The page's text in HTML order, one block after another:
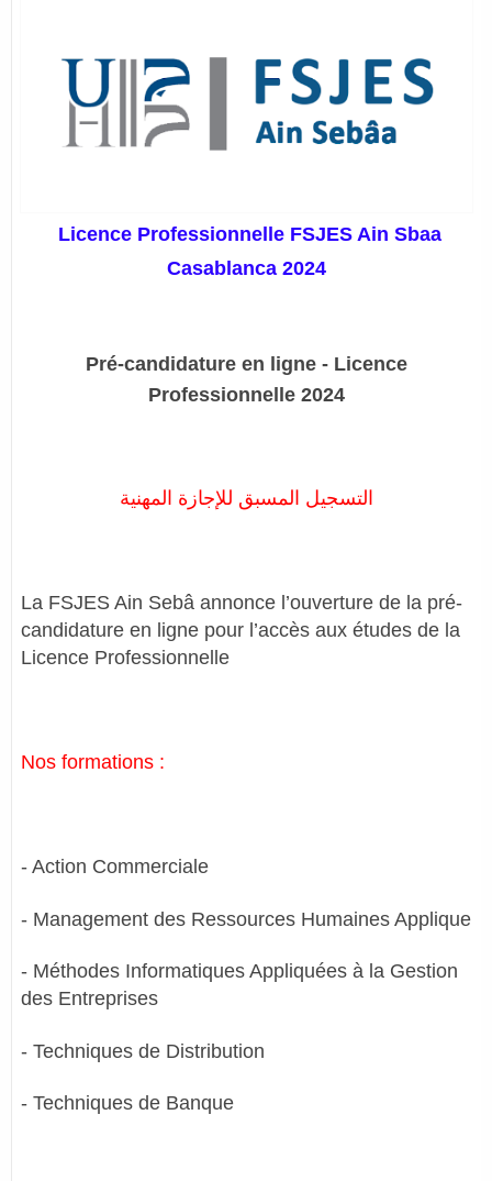
Licence Professionnelle FSJES Ain Sbaa
Casablanca 2024
Pré-candidature en ligne - Licence
Professionnelle 2024
التسجيل المسبق للإجازة المهنية
La FSJES Ain Sebâ annonce l’ouverture de la pré-
candidature en ligne pour l’accès aux études de la
Licence Professionnelle
Nos formations :
- Action Commerciale
- Management des Ressources Humaines Applique
- Méthodes Informatiques Appliquées à la Gestion
des Entreprises
- Techniques de Distribution
- Techniques de Banque